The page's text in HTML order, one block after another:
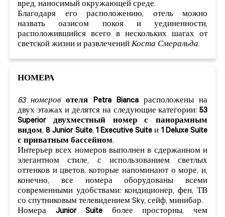
вред, наносимый окружающей среде.
Благодаря его расположению, отель можно
назвать оазисом покоя и уединенности,
расположившийся всего в нескольких шагах от
светской жизни и развлечений Коста Смеральда.
НОМЕРА
63 номеров отеля Petra Bianca расположены на
двух этажах и делятся на следующие категории: 53
Superior двухместный номерс панорамным
видом,8 Junior Suite, 1 Executive Suiteи 1 Deluxe Suite
с приватным бассейном.
Интерьер всех номеров выполнен в сдержанном и
элегантном стиле, с использованием светлых
оттенков и цветов, которые напоминают о море, и,
конечно, все номера оборудованы всеми
современными удобствами: кондиционер, фен, ТВ
со спутниковым телевидением Sky, сейф, минибар.
Номера Junior Suite более просторны, чем